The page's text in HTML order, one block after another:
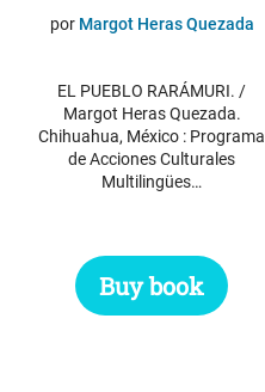
por Margot Heras Quezada
EL PUEBLO RARÁMURI. /
Margot Heras Quezada.
Chihuahua, México : Programa
de Acciones Culturales
Multilingües…
Buy book